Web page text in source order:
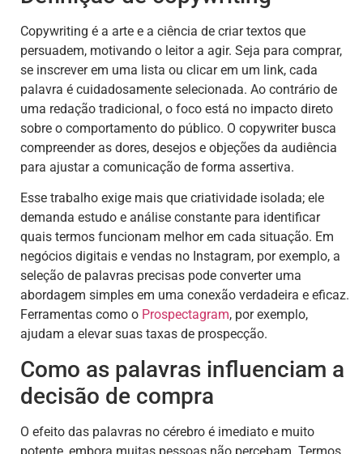
Copywriting é a arte e a ciência de criar textos que
persuadem, motivando o leitor a agir. Seja para comprar,
se inscrever em uma lista ou clicar em um link, cada
palavra é cuidadosamente selecionada. Ao contrário de
uma redação tradicional, o foco está no impacto direto
sobre o comportamento do público. O copywriter busca
compreender as dores, desejos e objeções da audiência
para ajustar a comunicação de forma assertiva.
Esse trabalho exige mais que criatividade isolada; ele
demanda estudo e análise constante para identificar
quais termos funcionam melhor em cada situação. Em
negócios digitais e vendas no Instagram, por exemplo, a
seleção de palavras precisas pode converter uma
abordagem simples em uma conexão verdadeira e eficaz.
Ferramentas como o Prospectagram, por exemplo,
ajudam a elevar suas taxas de prospecção.
Como as palavras influenciam a
decisão de compra
O efeito das palavras no cérebro é imediato e muito
potente, embora muitas pessoas não percebam. Termos